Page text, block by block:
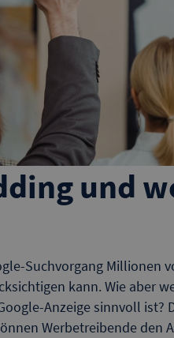
und
Suchvorgang Millionen
kann. Wie aber
Anzeige sinnvoll ist?
Werbetreibende den